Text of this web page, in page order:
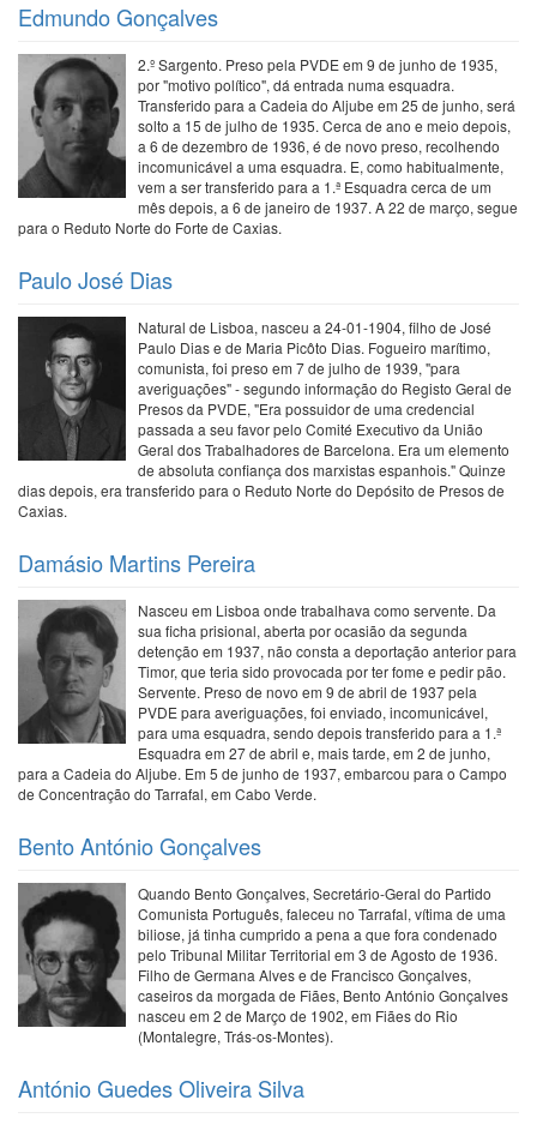
Edmundo Gonçalves
2.º Sargento. Preso pela PVDE em 9 de junho de 1935,
por "motivo político", dá entrada numa esquadra.
Transferido para a Cadeia do Aljube em 25 de junho, será
solto a 15 de julho de 1935. Cerca de ano e meio depois,
a 6 de dezembro de 1936, é de novo preso, recolhendo
incomunicável a uma esquadra. E, como habitualmente,
vem a ser transferido para a 1.ª Esquadra cerca de um
mês depois, a 6 de janeiro de 1937. A 22 de março, segue
para o Reduto Norte do Forte de Caxias.
Paulo José Dias
Natural de Lisboa, nasceu a 24-01-1904, filho de José
Paulo Dias e de Maria Picôto Dias. Fogueiro marítimo,
comunista, foi preso em 7 de julho de 1939, "para
averiguações" - segundo informação do Registo Geral de
Presos da PVDE, "Era possuidor de uma credencial
passada a seu favor pelo Comité Executivo da União
Geral dos Trabalhadores de Barcelona. Era um elemento
de absoluta confiança dos marxistas espanhois." Quinze
dias depois, era transferido para o Reduto Norte do Depósito de Presos de
Caxias.
Damásio Martins Pereira
Nasceu em Lisboa onde trabalhava como servente. Da
sua ficha prisional, aberta por ocasião da segunda
detenção em 1937, não consta a deportação anterior para
Timor, que teria sido provocada por ter fome e pedir pão.
Servente. Preso de novo em 9 de abril de 1937 pela
PVDE para averiguações, foi enviado, incomunicável,
para uma esquadra, sendo depois transferido para a 1.ª
Esquadra em 27 de abril e, mais tarde, em 2 de junho,
para a Cadeia do Aljube. Em 5 de junho de 1937, embarcou para o Campo
de Concentração do Tarrafal, em Cabo Verde.
Bento António Gonçalves
Quando Bento Gonçalves, Secretário-Geral do Partido
Comunista Português, faleceu no Tarrafal, vítima de uma
biliose, já tinha cumprido a pena a que fora condenado
pelo Tribunal Militar Territorial em 3 de Agosto de 1936.
Filho de Germana Alves e de Francisco Gonçalves,
caseiros da morgada de Fiães, Bento António Gonçalves
nasceu em 2 de Março de 1902, em Fiães do Rio
(Montalegre, Trás-os-Montes).
António Guedes Oliveira Silva